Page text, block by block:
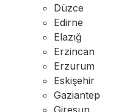
Düzce
Edirne
Elazığ
Erzincan
Erzurum
Eskişehir
Gaziantep
Giresun